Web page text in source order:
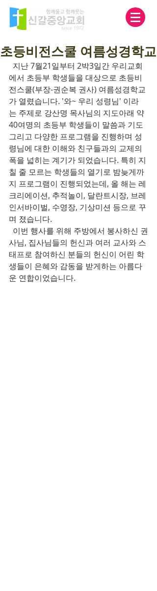
초등비전스쿨 여름성경학교
에서 초등부 학생들을 대상으로 초등비
전스쿨(부장-권순복 권사) 여름성경학교
가 열렸습니다. '와~ 우리 성령님' 이라
는 주제로 강산명 목사님의 지도아래 약
40여명의 초등부 학생들이 말씀과 기도
그리고 다양한 프로그램을 진행하며 성
령님에 대한 이해와 친구들과의 교제의
폭을 넓히는 계기가 되었습니다. 특히 지
칠 줄 모르는 학생들의 열기로 밤늦게까
지 프로그램이 진행되었는데, 올 해는 레
크리에이션, 추적놀이, 달란트시장, 브레
인서바이벌, 수영장, 기상미션 등으로 꾸
며 졌습니다.
사님, 집사님들의 헌신과 여러 교사와 스
태프로 참여하신 분들의 헌신이 어린 학
생들이 은혜와 감동을 받게하는 아름다
운 연합이었습니다.